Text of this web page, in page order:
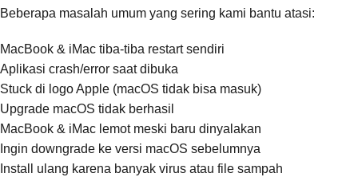
Beberapa masalah umum yang sering kami bantu atasi:
MacBook & iMac tiba-tiba restart sendiri
Aplikasi crash/error saat dibuka
Stuck di logo Apple (macOS tidak bisa masuk)
Upgrade macOS tidak berhasil
MacBook & iMac lemot meski baru dinyalakan
Ingin downgrade ke versi macOS sebelumnya
Install ulang karena banyak virus atau file sampah